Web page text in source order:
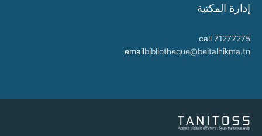
إدارة المكتبة
call 71277275
emailbibliotheque@beitalhikma.tn